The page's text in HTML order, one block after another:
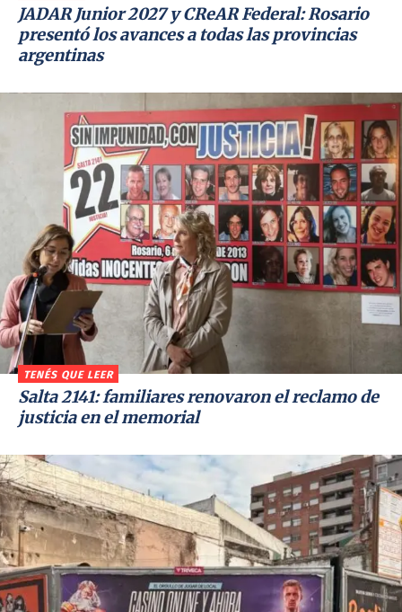
JADAR Junior 2027 y CReAR Federal: Rosario
presentó los avances a todas las provincias
argentinas
TENÉS QUE LEER
Salta 2141: familiares renovaron el reclamo de
justicia en el memorial